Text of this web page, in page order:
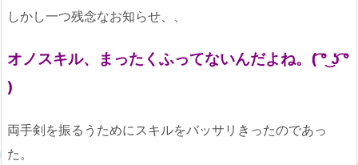
しかし一つ残念なお知らせ、、
オノスキル、まったくふってないんだよね。( ͡° ͜ʖ ͡°
)
両手剣を振るうためにスキルをバッサリきったのであっ
た。